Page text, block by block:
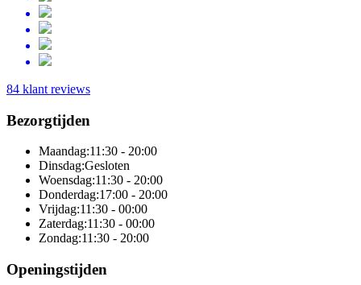
84 klant reviews
Bezorgtijden
Maandag:11:30 - 20:00
Dinsdag:Gesloten
Woensdag:11:30 - 20:00
Donderdag:17:00 - 20:00
Vrijdag:11:30 - 00:00
Zaterdag:11:30 - 00:00
Zondag:11:30 - 20:00
Openingstijden